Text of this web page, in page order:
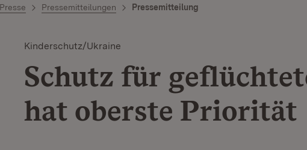
Presse Pressemitteilungen Pressemitteilung
Kinderschutz/Ukraine
Schutz für
hat oberste Priorität